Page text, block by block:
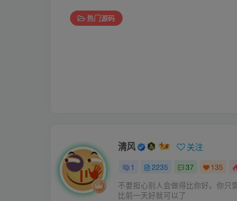
热门源码
清风 关注
1 2235 37 135
不要担心别人会做得比你好。你只
比前一天好就可以了